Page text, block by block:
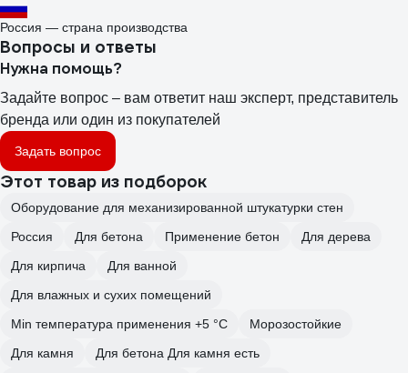
Россия — страна производства
Вопросы и ответы
Нужна помощь?
Задайте вопрос – вам ответит наш эксперт, представитель
бренда или один из покупателей
Задать вопрос
Этот товар из подборок
Оборудование для механизированной штукатурки стен
Россия
Для бетона Применение бетон
Для дерева
Для кирпича
Для ванной
Для влажных и сухих помещений
Min температура применения +5 °С
Морозостойкие
Для камня
Для бетона Для камня есть